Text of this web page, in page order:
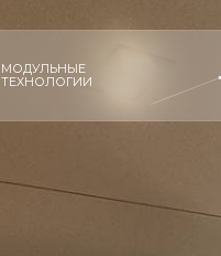
МОДУЛЬНЫЕ
ТЕХНОЛОГИИ